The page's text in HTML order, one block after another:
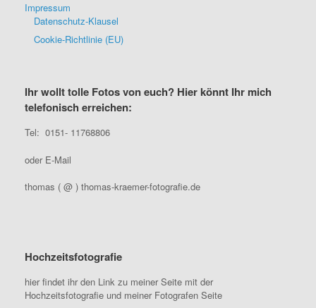
Impressum
Datenschutz-Klausel
Cookie-Richtlinie (EU)
Ihr wollt tolle Fotos von euch? Hier könnt Ihr mich
telefonisch erreichen:
Tel: 0151- 11768806
oder E-Mail
thomas ( @ ) thomas-kraemer-fotografie.de
Hochzeitsfotografie
hier findet ihr den Link zu meiner Seite mit der
Hochzeitsfotografie und meiner Fotografen Seite